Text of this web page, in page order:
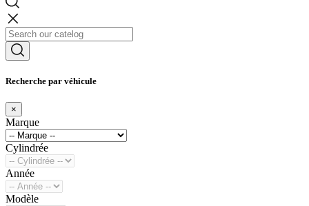
Recherche par véhicule
×
Marque
Cylindrée
Année
Modèle